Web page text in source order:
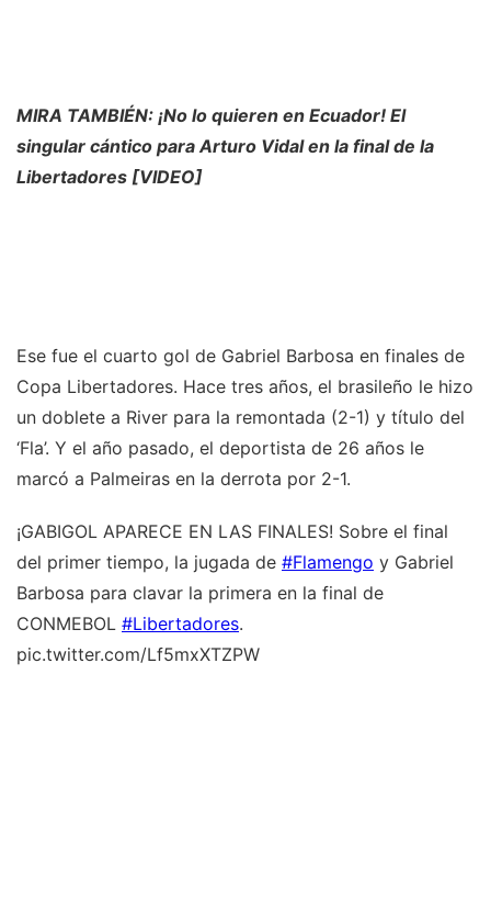
MIRA TAMBIÉN: ¡No lo quieren en Ecuador! El
singular cántico para Arturo Vidal en la final de la
Libertadores [VIDEO]
Ese fue el cuarto gol de Gabriel Barbosa en finales de
Copa Libertadores. Hace tres años, el brasileño le hizo
un doblete a River para la remontada (2-1) y título del
‘Fla’. Y el año pasado, el deportista de 26 años le
marcó a Palmeiras en la derrota por 2-1.
¡GABIGOL APARECE EN LAS FINALES! Sobre el final
del primer tiempo, la jugada de #Flamengo y Gabriel
Barbosa para clavar la primera en la final de
CONMEBOL #Libertadores.
pic.twitter.com/Lf5mxXTZPW